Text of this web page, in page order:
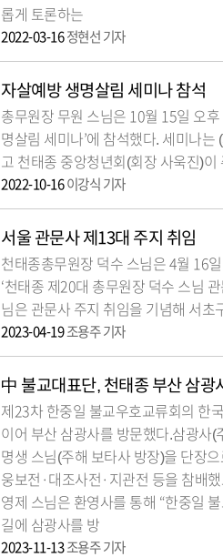
롭게 토론하는
2022-03-16 정현선 기자
자살예방 생명살림 세미나 참석
총무원장 무원 스님은 10월 15일 오
명살림 세미나’에 참석했다. 세미나
고 천태종 중앙청년회(회장 사욱진)이
2022-10-16 이강식 기자
서울 관문사 제13대 주지 취임
천태종총무원장 덕수 스님은 4월 16
‘천태종 제20대 총무원장 덕수 스님
님은 관문사 주지 취임을 기념해 서초
2023-04-19 조용주 기자
中 불교대표단, 천태종 부산 삼광
제23차 한중일 불교우호교류회의 한
이어 부산 삼광사를 방문했다.삼광사
명생 스님(주해 보타사 방장)을 단장
웅보전·대조사전·지관전 등을 참배
영제 스님은 환영사를 통해 “한중일
길에 삼광사를 방
2023-11-13 조용주 기자